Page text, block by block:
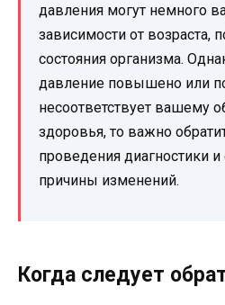
давления могут немного
зависимости от возраста,
состояния организма.
давление повышено или
несоответствует вашему
здоровья, то важно
проведения диагностики
причины изменений.
Когда следует